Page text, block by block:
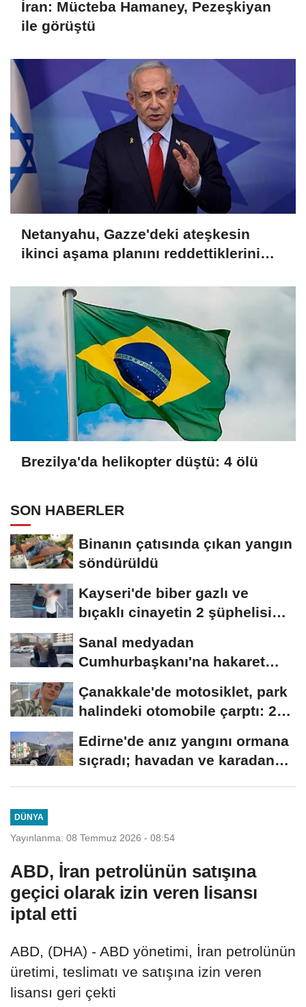
İran: Mücteba Hamaney, Pezeşkiyan
ile görüştü
Netanyahu, Gazze'deki ateşkesin
ikinci aşama planını reddettiklerini
Brezilya'da helikopter düştü: 4 ölü
SON HABERLER
Binanın çatısında çıkan yangın
söndürüldü
Kayseri'de biber gazlı ve
bıçaklı cinayetin 2 şüphelisi
Sanal medyadan
Cumhurbaşkanı'na hakaret
Çanakkale'de motosiklet, park
halindeki otomobile çarptı: 2
Edirne'de anız yangını ormana
sıçradı; havadan ve karadan
DÜNYA
Yayınlanma: 08 Temmuz 2026 - 08:54
ABD, İran petrolünün satışına
geçici olarak izin veren lisansı
iptal etti
ABD, (DHA) - ABD yönetimi, İran petrolünün
üretimi, teslimatı ve satışına izin veren
lisansı geri çekti